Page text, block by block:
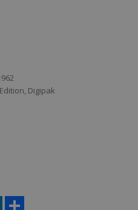
Digipak
LinkedIn